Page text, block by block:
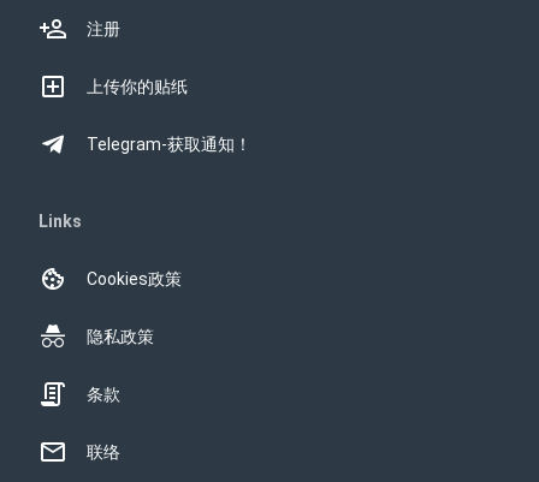
注册
上传你的贴纸
Telegram-获取通知！
Links
Cookies政策
隐私政策
条款
联络